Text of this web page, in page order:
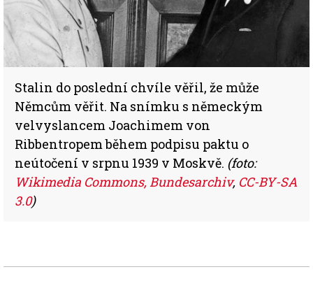
Stalin do poslední chvíle věřil, že může
Němcům věřit. Na snímku s německým
velvyslancem Joachimem von
Ribbentropem během podpisu paktu o
neútočení v srpnu 1939 v Moskvě. (foto:
Wikimedia Commons, Bundesarchiv, CC-BY-SA
3.0)